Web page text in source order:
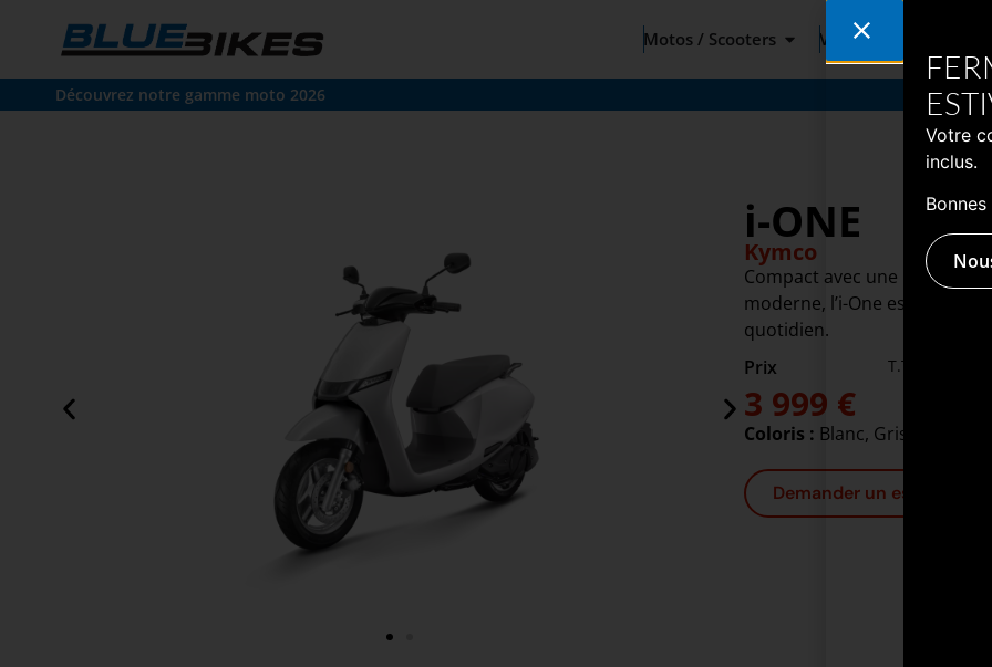
Motos / Scooters Vélos
Découvrez notre gamme moto 2026
i-ONE
Kymco
Compact avec une prise en
moderne, l’i-One est le
quotidien.
Prix
T.T.C
3 999 €
Coloris : Blanc, Gris
Demander un essai
Votre
inclus.